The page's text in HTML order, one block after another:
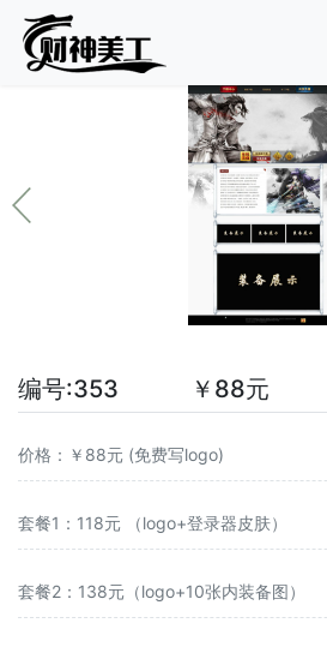
编号:353 ￥88元
价格：￥88元 (免费写logo)
套餐1：118元 （logo+登录器皮肤）
套餐2：138元（logo+10张内装备图）